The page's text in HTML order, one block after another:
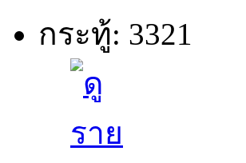
กระทู้: 3321